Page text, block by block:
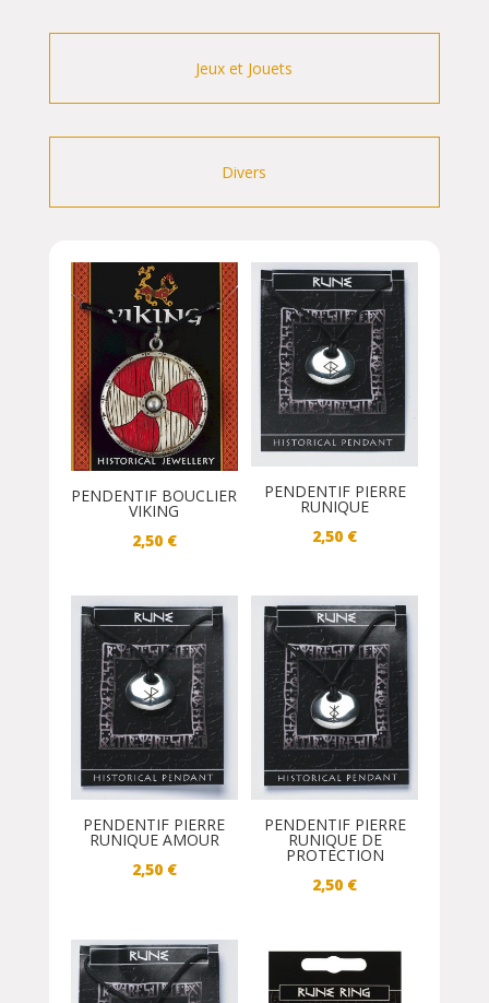
Jeux et Jouets
Divers
PENDENTIF BOUCLIER
VIKING
2,50 €
PENDENTIF PIERRE
RUNIQUE
2,50 €
PENDENTIF PIERRE
RUNIQUE AMOUR
2,50 €
PENDENTIF PIERRE
RUNIQUE DE
PROTECTION
2,50 €